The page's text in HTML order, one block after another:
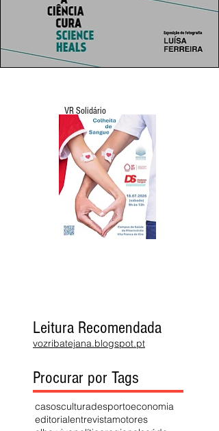
VR Solidário
Leitura Recomendada
vozribatejana.blogspot.pt
Procurar por Tags
casosculturadesportoeconomia
editorialentrevistamotores